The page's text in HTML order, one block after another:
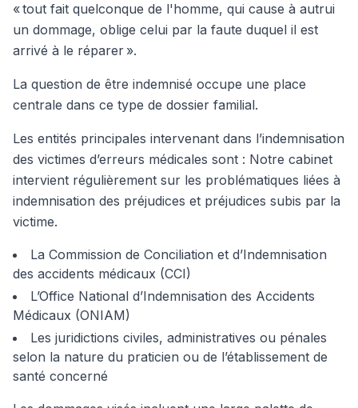
« tout fait quelconque de l'homme, qui cause à autrui
un dommage, oblige celui par la faute duquel il est
arrivé à le réparer ».
La question de être indemnisé occupe une place
centrale dans ce type de dossier familial.
Les entités principales intervenant dans l’indemnisation
des victimes d’erreurs médicales sont : Notre cabinet
intervient régulièrement sur les problématiques liées à
indemnisation des préjudices et préjudices subis par la
victime.
La Commission de Conciliation et d’Indemnisation
des accidents médicaux (CCI)
L’Office National d’Indemnisation des Accidents
Médicaux (ONIAM)
Les juridictions civiles, administratives ou pénales
selon la nature du praticien ou de l’établissement de
santé concerné